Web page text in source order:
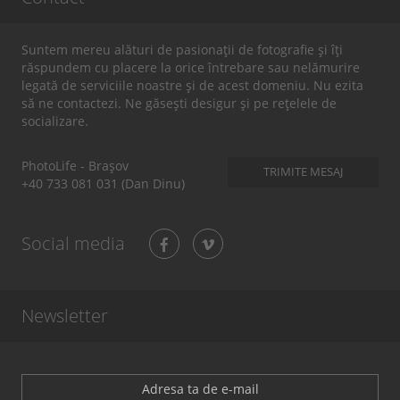
În inima Deltei
Suntem mereu alături de pasionații de fotografie și îți
răspundem cu placere la orice întrebare sau nelămurire
legată de serviciile noastre și de acest domeniu. Nu ezita
să ne contactezi. Ne găsești desigur și pe rețelele de
socializare.
PhotoLife - Brașov
+40 733 081 031 (Dan Dinu)
TRIMITE MESAJ
Social media
Newsletter